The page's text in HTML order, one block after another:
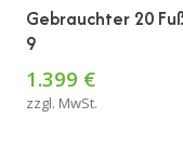
Gebrauchter 20
9
1.399 €
zzgl. MwSt.